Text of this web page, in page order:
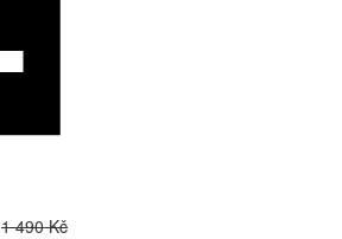
1 490 Kč